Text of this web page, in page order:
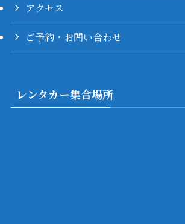
アクセス
ご予約・お問い合わせ
レンタカー集合場所